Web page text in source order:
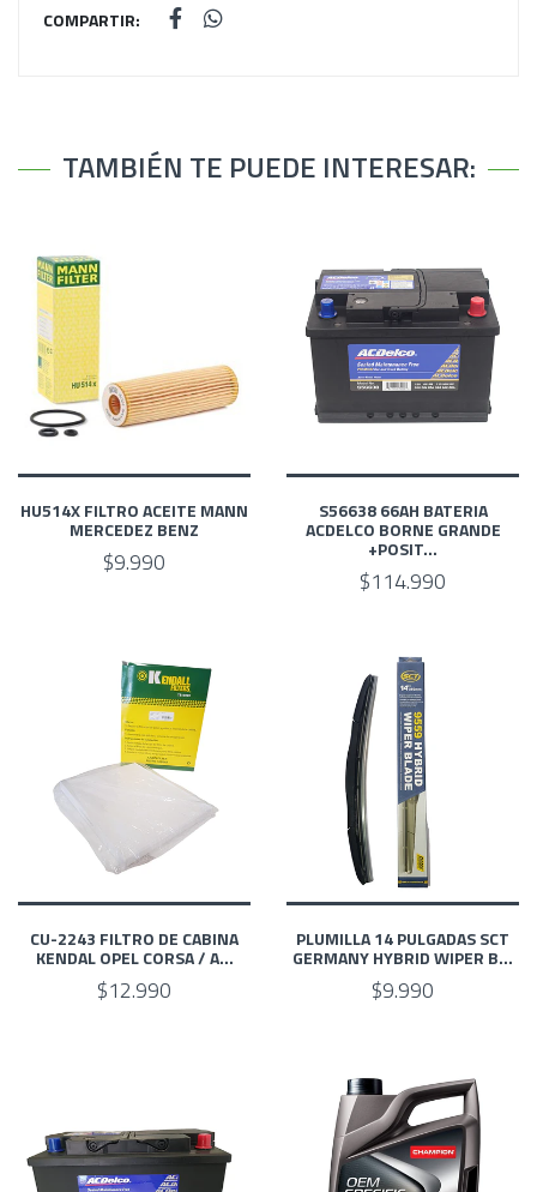
COMPARTIR:
TAMBIÉN TE PUEDE INTERESAR:
HU514X FILTRO ACEITE MANN
MERCEDEZ BENZ
$9.990
S56638 66AH BATERIA
ACDELCO BORNE GRANDE
+POSIT...
$114.990
CU-2243 FILTRO DE CABINA
KENDAL OPEL CORSA / A...
$12.990
PLUMILLA 14 PULGADAS SCT
GERMANY HYBRID WIPER B...
$9.990